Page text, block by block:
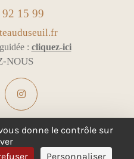
15 99
: cliquez-ici
NOUS
POUR LA SANTÉ -
donne le contrôle sur
Personnaliser